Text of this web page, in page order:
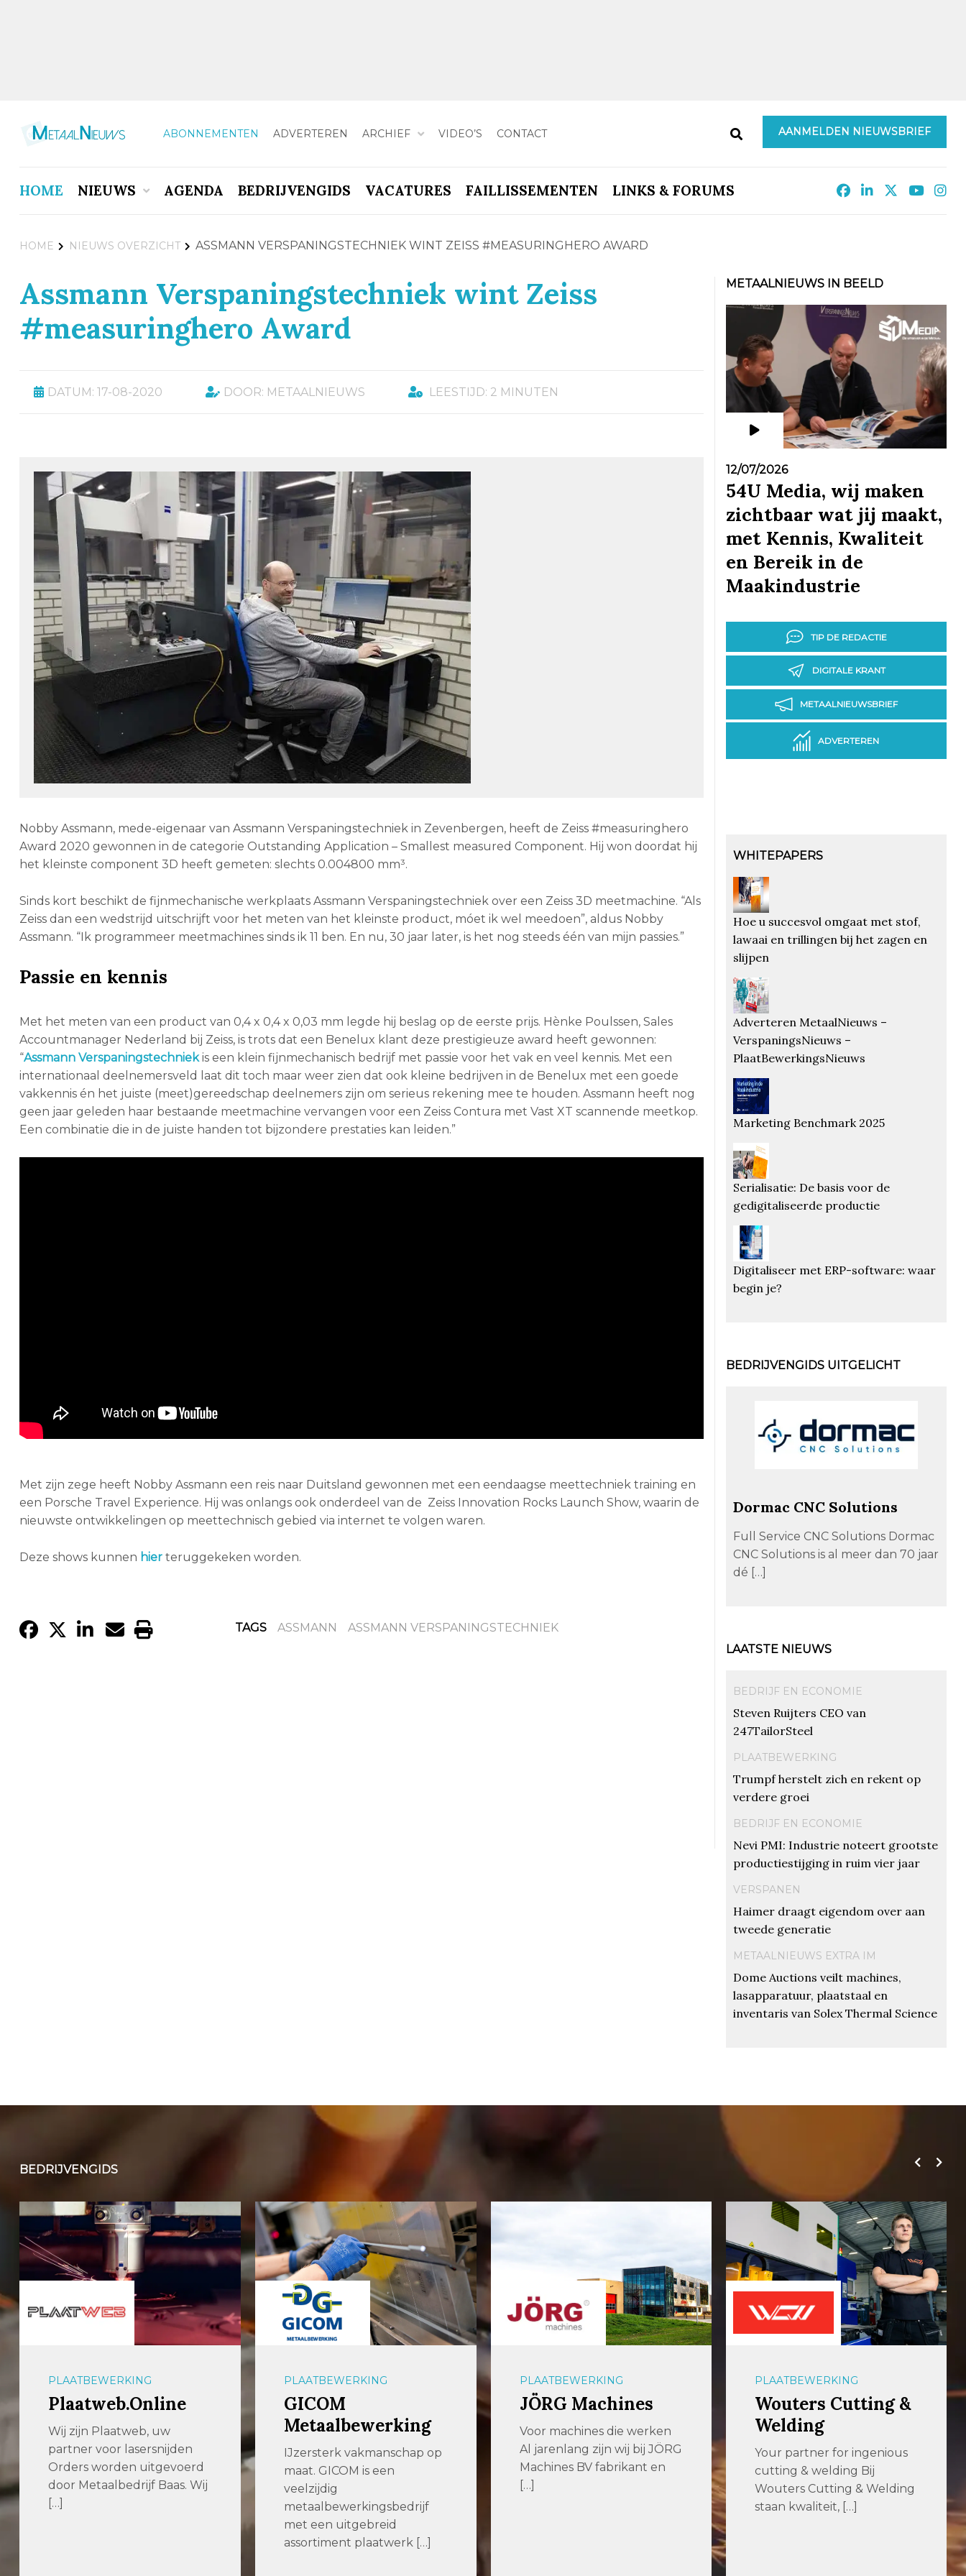
ABONNEMENTEN ADVERTEREN ARCHIEF VIDEO’S CONTACT AANMELDEN NIEUWSBRIEF
HOME NIEUWS AGENDA BEDRIJVENGIDS VACATURES FAILLISSEMENTEN LINKS & FORUMS
HOME NIEUWS OVERZICHT ASSMANN VERSPANINGSTECHNIEK WINT ZEISS #MEASURINGHERO AWARD
Assmann Verspaningstechniek wint Zeiss
#measuringhero Award
DATUM: 17-08-2020 DOOR: METAALNIEUWS LEESTIJD: 2 MINUTEN
Nobby Assmann, mede-eigenaar van Assmann Verspaningstechniek in Zevenbergen, heeft de Zeiss #measuringhero
Award 2020 gewonnen in de categorie Outstanding Application – Smallest measured Component. Hij won doordat hij
het kleinste component 3D heeft gemeten: slechts 0.004800 mm³.
Sinds kort beschikt de fijnmechanische werkplaats Assmann Verspaningstechniek over een Zeiss 3D meetmachine. “Als
Zeiss dan een wedstrijd uitschrijft voor het meten van het kleinste product, móet ik wel meedoen”, aldus Nobby
Assmann. “Ik programmeer meetmachines sinds ik 11 ben. En nu, 30 jaar later, is het nog steeds één van mijn passies.”
Passie en kennis
Met het meten van een product van 0,4 x 0,4 x 0,03 mm legde hij beslag op de eerste prijs. Hènke Poulssen, Sales
Accountmanager Nederland bij Zeiss, is trots dat een Benelux klant deze prestigieuze award heeft gewonnen:
“Assmann Verspaningstechniekis een klein fijnmechanisch bedrijf met passie voor het vak en veel kennis. Met een
internationaal deelnemersveld laat dit toch maar weer zien dat ook kleine bedrijven in de Benelux met een goede
vakkennis én het juiste (meet)gereedschap deelnemers zijn om serieus rekening mee te houden. Assmann heeft nog
geen jaar geleden haar bestaande meetmachine vervangen voor een Zeiss Contura met Vast XT scannende meetkop.
Een combinatie die in de juiste handen tot bijzondere prestaties kan leiden.”
Met zijn zege heeft Nobby Assmann een reis naar Duitsland gewonnen met een eendaagse meettechniek training en
een Porsche Travel Experience. Hij was onlangs ook onderdeel van de Zeiss Innovation Rocks Launch Show, waarin de
nieuwste ontwikkelingen op meettechnisch gebied via internet te volgen waren.
Deze shows kunnen hierteruggekeken worden.
TAGS ASSMANN ASSMANN VERSPANINGSTECHNIEK
METAALNIEUWS IN BEELD
12/07/2026
54U Media, wij maken
zichtbaar wat jij maakt,
met Kennis, Kwaliteit
en Bereik in de
Maakindustrie
TIP DE REDACTIE
DIGITALE KRANT
METAALNIEUWSBRIEF
ADVERTEREN
WHITEPAPERS
Hoe u succesvol omgaat met stof,
lawaai en trillingen bij het zagen en
slijpen
Adverteren MetaalNieuws –
VerspaningsNieuws –
PlaatBewerkingsNieuws
Marketing Benchmark 2025
Serialisatie: De basis voor de
gedigitaliseerde productie
Digitaliseer met ERP-software: waar
begin je?
BEDRIJVENGIDS UITGELICHT
Dormac CNC Solutions
Full Service CNC Solutions Dormac
CNC Solutions is al meer dan 70 jaar
dé […]
LAATSTE NIEUWS
BEDRIJF EN ECONOMIE
Steven Ruijters CEO van
247TailorSteel
PLAATBEWERKING
Trumpf herstelt zich en rekent op
verdere groei
BEDRIJF EN ECONOMIE
Nevi PMI: Industrie noteert grootste
productiestijging in ruim vier jaar
VERSPANEN
Haimer draagt eigendom over aan
tweede generatie
METAALNIEUWS EXTRA IM
Dome Auctions veilt machines,
lasapparatuur, plaatstaal en
inventaris van Solex Thermal Science
BEDRIJVENGIDS
PLAATBEWERKING
Plaatweb.Online
Wij zijn Plaatweb, uw
partner voor lasersnijden
Orders worden uitgevoerd
door Metaalbedrijf Baas. Wij
[…]
PLAATBEWERKING
GICOM
Metaalbewerking
IJzersterk vakmanschap op
maat. GICOM is een
veelzijdig
metaalbewerkingsbedrijf
met een uitgebreid
assortiment plaatwerk […]
PLAATBEWERKING
JÖRG Machines
Voor machines die werken
Al jarenlang zijn wij bij JÖRG
Machines BV fabrikant en
[…]
PLAATBEWERKING
Wouters Cutting &
Welding
Your partner for ingenious
cutting & welding Bij
Wouters Cutting & Welding
staan kwaliteit, […]